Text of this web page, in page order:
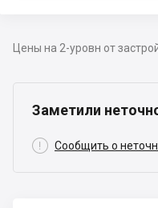
Цены на 2-уровн от
Заметили
 Сообщить о